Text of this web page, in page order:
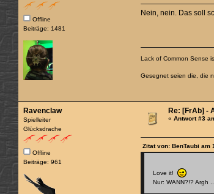
Offline
Beiträge: 1481
Nein, nein. Das soll
Lack of Common Sense
Gesegnet seien die, die
Ravenclaw
Spielleiter
Glücksdrache
Offline
Beiträge: 961
Re: [FrAb] -
«Antwort #3
Zitat von: BenTaubi am
Love it!
Nur: WANN?!? Argh